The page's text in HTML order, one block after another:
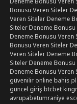
Bonusu Veren Siteler
Veren SitelerDeneme
SitelerDeneme
Deneme Bonusu Veren
Bonusu Veren Siteler
Veren SitelerDeneme
SitelerDeneme
Deneme Bonusu Veren
güvenilir online bahis
güncel girişbtcbet
avrupabetümraniye